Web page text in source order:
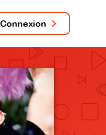
Connexion